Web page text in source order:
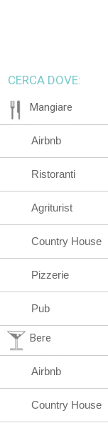
CERCA DOVE:
Mangiare
Airbnb
Ristoranti
Agriturist
Country House
Pizzerie
Pub
Bere
Airbnb
Country House